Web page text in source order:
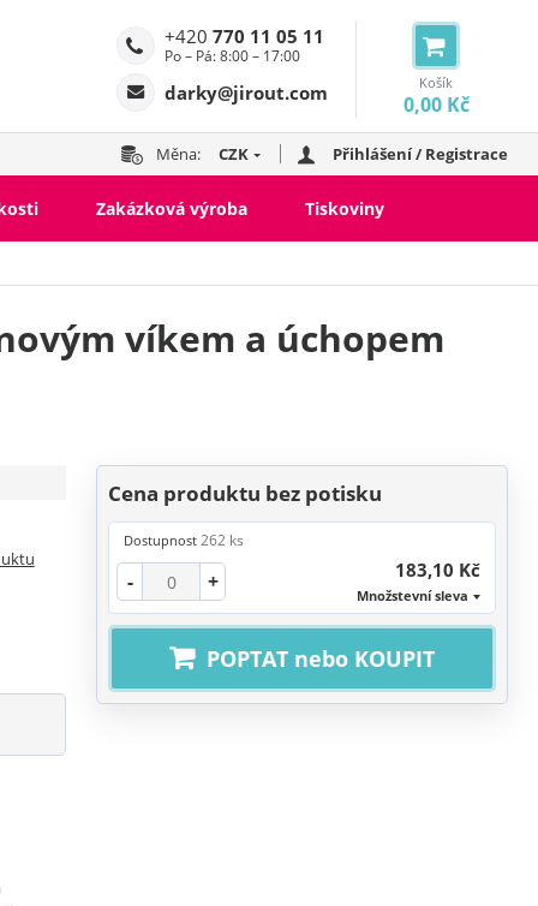
Košík
0,00 Kč
+420 770 11 05 11
Po – Pá: 8:00 – 17:00
darky@jirout.com
Měna: CZK Přihlášení / Registrace
Zakázková výroba Tiskoviny
víkem a úchopem
Cena produktu bez potisku
Dostupnost262 ks
- + 183,10 Kč
Množstevní sleva
POPTAT nebo KOUPIT